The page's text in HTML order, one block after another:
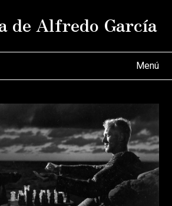
de Alfredo García
Menú